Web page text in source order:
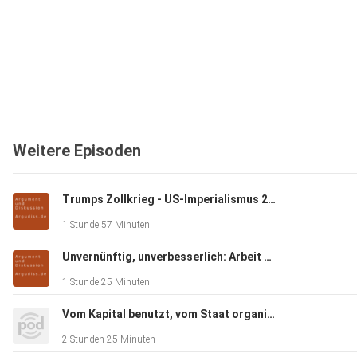
Weitere Episoden
Trumps Zollkrieg - US-Imperialismus 2.0
1 Stunde 57 Minuten
Unvernünftig, unverbesserlich: Arbeit & Reichtum im Kapitalismus
1 Stunde 25 Minuten
Vom Kapital benutzt, vom Staat organisiert, von Patrioten beargwöhnt: Deutschland, seine Migration und seine Migrationspolitik
2 Stunden 25 Minuten